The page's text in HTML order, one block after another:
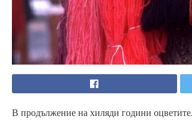
В продължение на хиляди години